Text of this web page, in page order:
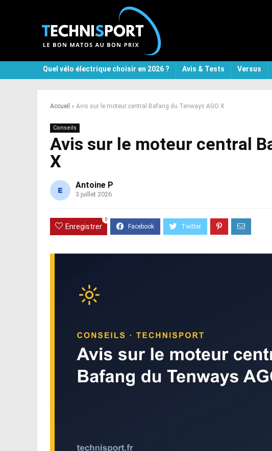
Quel vélo électrique choisir en 2026 ? Avis & Tests Versus
Accueil » Avis sur le moteur central Bafang du Tenways AGO X
Conseils
Avis sur le moteur central
X
Antoine P
3 juillet 2026
Enregistrer
0